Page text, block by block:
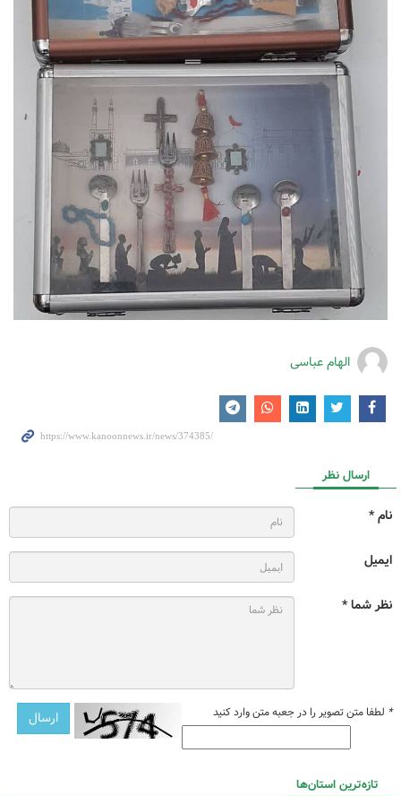
الهام عباسی
ارسال نظر
نام *
ایمیل
نظر شما *
* لطفا متن تصویر را در جعبه متن وارد کنید
تازه‌ترین استان‌ها